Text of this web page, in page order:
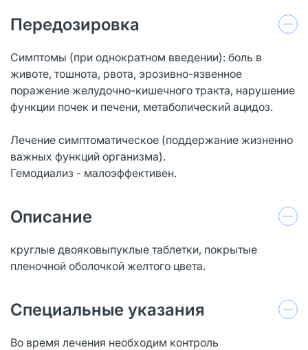
Передозировка
Симптомы (при однократном введении): боль в
животе, тошнота, рвота, эрозивно-язвенное
поражение желудочно-кишечного тракта, нарушение
функции почек и печени, метаболический ацидоз.
Лечение симптоматическое (поддержание жизненно
важных функций организма).
Гемодиализ - малоэффективен.
Описание
круглые двояковыпуклые таблетки, покрытые
пленочной оболочкой желтого цвета.
Специальные указания
Во время лечения необходим контроль